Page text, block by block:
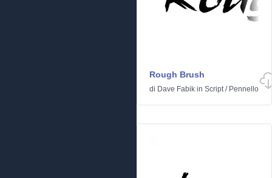
Rough Brush
di Dave Fabik in Script/ Pennello